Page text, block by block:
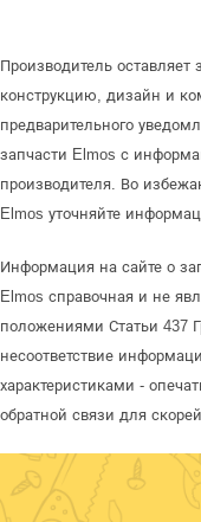
Производитель
конструкцию, дизайн и
предварительного
запчасти Elmos с
производителя. Во
Elmos уточняйте
Информация на сайте о
Elmos справочная и не
положениями Статьи 437
несоответствие
характеристиками -
обратной связи для